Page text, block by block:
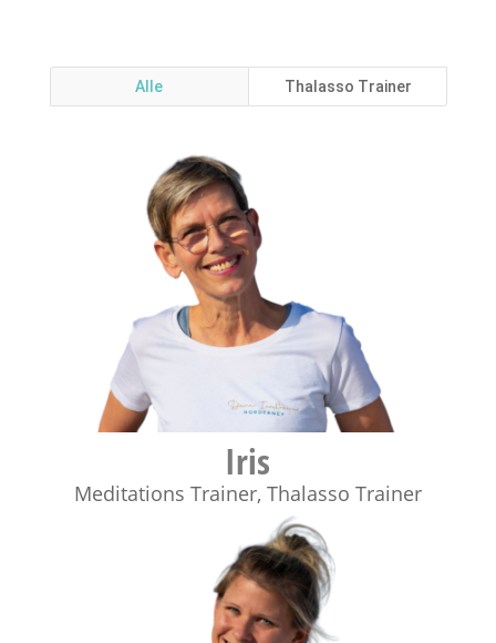
Alle Thalasso Trainer
Iris
Meditations Trainer, Thalasso Trainer